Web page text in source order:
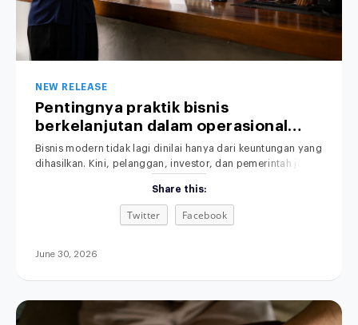
NEW RELEASE
Pentingnya praktik bisnis
berkelanjutan dalam operasional
perusahaan.
Bisnis modern tidak lagi dinilai hanya dari keuntungan yang
dihasilkan. Kini, pelanggan, investor, dan pemerintah juga
Praktik Bisnis yang Berkelanjutan menjadi perhatian utama
dalam dunia usaha saat ini. Karena itu, semakin banyak
perusahaan mulai menerapkan sustainable business
bertanggung jawab, dan berkelanjutan. Selain
Share this:
Twitter Facebook
June 30, 2026